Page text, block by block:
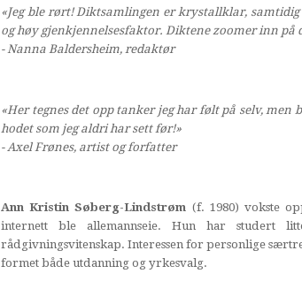
«Jeg ble rørt! Diktsamlingen er krystallklar,
og høy gjenkjennelsesfaktor. Diktene zoomer inn på
- Nanna Baldersheim, redaktør
«Her tegnes det opp tanker jeg har følt på selv,
hodet som jeg aldri har sett før!»
- Axel Frønes, artist og forfatter
Ann Kristin Søberg-Lindstrøm (f. 1980) vokste
internett ble allemannseie. Hun har studert
rådgivningsvitenskap. Interessen for personlige
formet både utdanning og yrkesvalg.